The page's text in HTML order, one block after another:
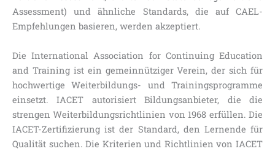
Assessment) und ähnliche Standards, die auf CAEL-
Empfehlungen basieren, werden akzeptiert.
Die International Association for Continuing Education
and Training ist ein gemeinnütziger Verein, der sich für
hochwertige Weiterbildungs- und Trainingsprogramme
einsetzt. IACET autorisiert Bildungsanbieter, die die
strengen Weiterbildungsrichtlinien von 1968 erfüllen. Die
IACET-Zertifizierung ist der Standard, den Lernende für
Qualität suchen. Die Kriterien und Richtlinien von IACET